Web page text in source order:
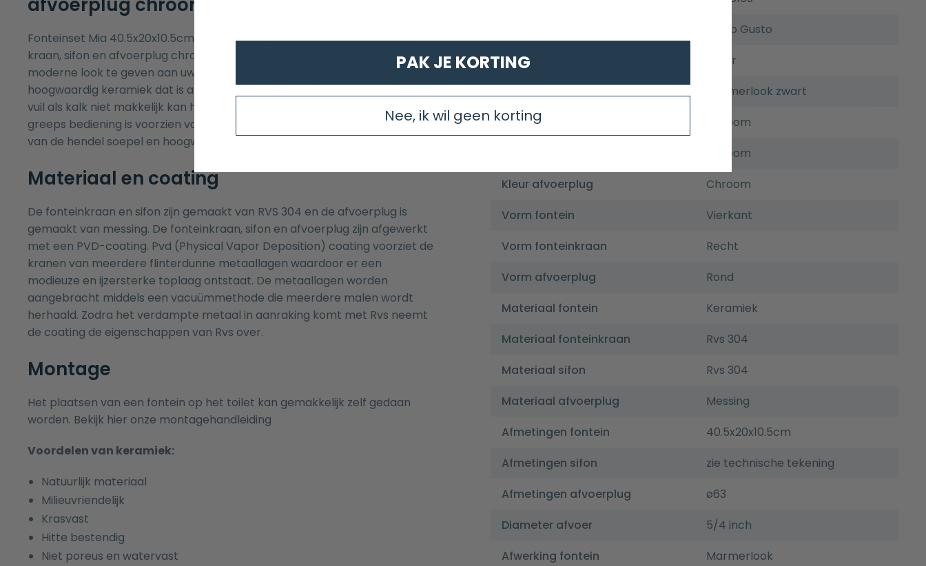
Fonteinset Mia 40.5x20x10.5cm marmerlook zwart links inclusief fontein
kraan, sifon en afvoerplug chroom is ontworpen om een strakke en
moderne look te geven aan uw toilet. De vierkante fontein is gemaakt van
hoogwaardig keramiek dat is afgewerkt met een coating waardoor zowel
vuil als kalk niet makkelijk kan hechten. De fonteinkraan chroom één-
greeps bediening is voorzien van keramisch schijven zodat het verplaatsen
van de hendel soepel en hoogwaardig aanvoelt.
Materiaal en coating
De fonteinkraan en sifon zijn gemaakt van RVS 304 en de afvoerplug is
gemaakt van messing. De fonteinkraan, sifon en afvoerplug zijn afgewerkt
met een PVD-coating. Pvd (Physical Vapor Deposition) coating voorziet de
kranen van meerdere flinterdunne metaallagen waardoor er een
modieuze en ijzersterke toplaag ontstaat. De metaallagen worden
aangebracht middels een vacuümmethode die meerdere malen wordt
herhaald. Zodra het verdampte metaal in aanraking komt met Rvs neemt
de coating de eigenschappen van Rvs over.
Montage
Het plaatsen van een fontein op het toilet kan gemakkelijk zelf gedaan
worden. Bekijk hier onze montagehandleiding
Voordelen van keramiek:
Natuurlijk materiaal
Milieuvriendelijk
Krasvast
Hitte bestendig
Niet poreus en watervast
Guido Gusto
Garantie
5 jaar
Marmerlook zwart
Kleur fonteinkraan
Chroom
Chroom
Kleur afvoerplug
Chroom
Vorm fontein
Vierkant
Vorm fonteinkraan
Recht
Vorm afvoerplug
Rond
Materiaal fontein
Keramiek
Materiaal fonteinkraan
Rvs 304
Materiaal sifon
Rvs 304
Materiaal afvoerplug
Messing
Afmetingen fontein
40.5x20x10.5cm
Afmetingen sifon
zie technische tekening
Afmetingen afvoerplug
ø63
Diameter afvoer
5/4 inch
Afwerking fontein
Marmerlook
PAK JE KORTING
Nee, ik wil geen korting